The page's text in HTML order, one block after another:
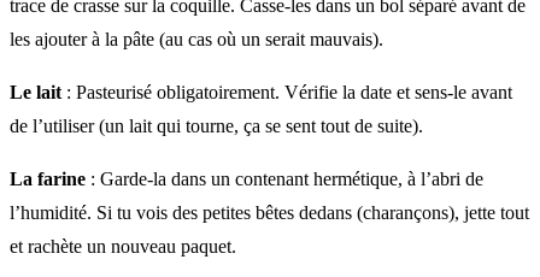
trace de crasse sur la coquille. Casse-les dans un bol séparé avant de
les ajouter à la pâte (au cas où un serait mauvais).
Le lait : Pasteurisé obligatoirement. Vérifie la date et sens-le avant
de l’utiliser (un lait qui tourne, ça se sent tout de suite).
La farine : Garde-la dans un contenant hermétique, à l’abri de
l’humidité. Si tu vois des petites bêtes dedans (charançons), jette tout
et rachète un nouveau paquet.